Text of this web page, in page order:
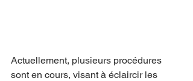
Actuellement, plusieurs procédures
sont en cours, visant à éclaircir les